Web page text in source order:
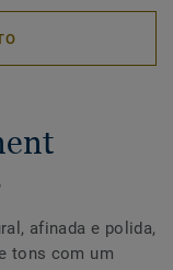
afinada e polida,
tons com um